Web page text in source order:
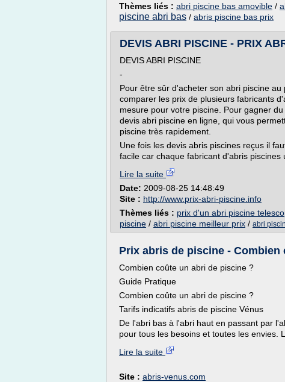
Thèmes liés : abri piscine bas amovible /
piscine abri bas / abris piscine bas prix
DEVIS ABRI PISCINE - PRIX
DEVIS ABRI PISCINE
-
Pour être sûr d'acheter son abri piscine
comparer les prix de plusieurs fabricants
mesure pour votre piscine. Pour gagner
devis abri piscine en ligne, qui vous
piscine très rapidement.
Une fois les devis abris piscines reçus il
facile car chaque fabricant d'abris piscines
Lire la suite
Date: 2009-08-25 14:48:49
Site : http://www.prix-abri-piscine.info
Thèmes liés : prix d'un abri piscine
piscine / abri piscine meilleur prix / abri
Prix abris de piscine -
Combien coûte un abri de piscine ?
Guide Pratique
Combien coûte un abri de piscine ?
Tarifs indicatifs abris de piscine Vénus
De l'abri bas à l'abri haut en passant par
pour tous les besoins et toutes les envies.
Lire la suite
Site : abris-venus.com